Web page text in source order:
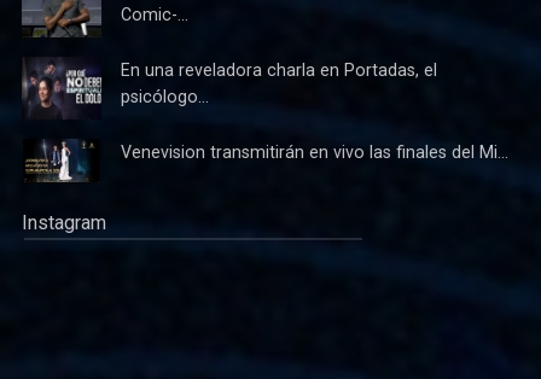
Comic-...
En una reveladora charla en Portadas, el
psicólogo...
Venevision transmitirán en vivo las finales del Mi...
Instagram